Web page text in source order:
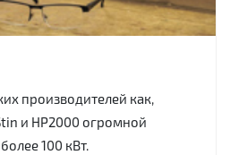
производителей как,
и HP2000 огромной
100 кВт.